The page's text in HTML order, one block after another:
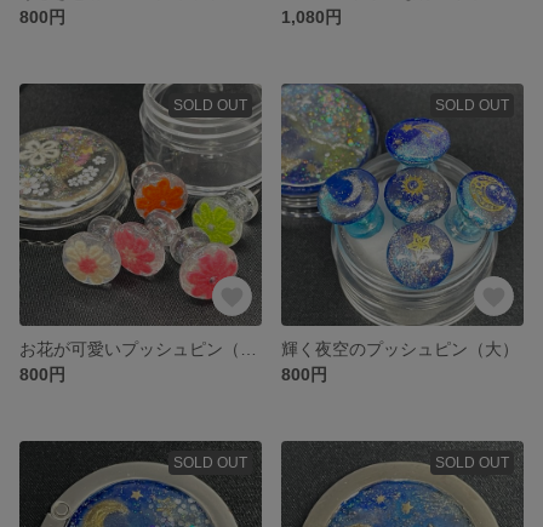
800円
1,080円
SOLD OUT
800円
SOLD OUT
輝く夜空のプッシュピン（大）
800円
SOLD OUT SOLD OUT